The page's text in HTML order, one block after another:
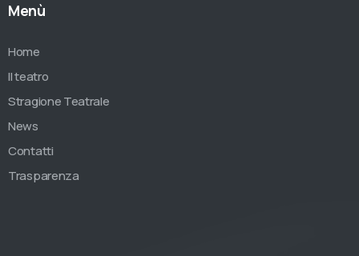
Menù
Home
Il teatro
Stragione Teatrale
News
Contatti
Trasparenza